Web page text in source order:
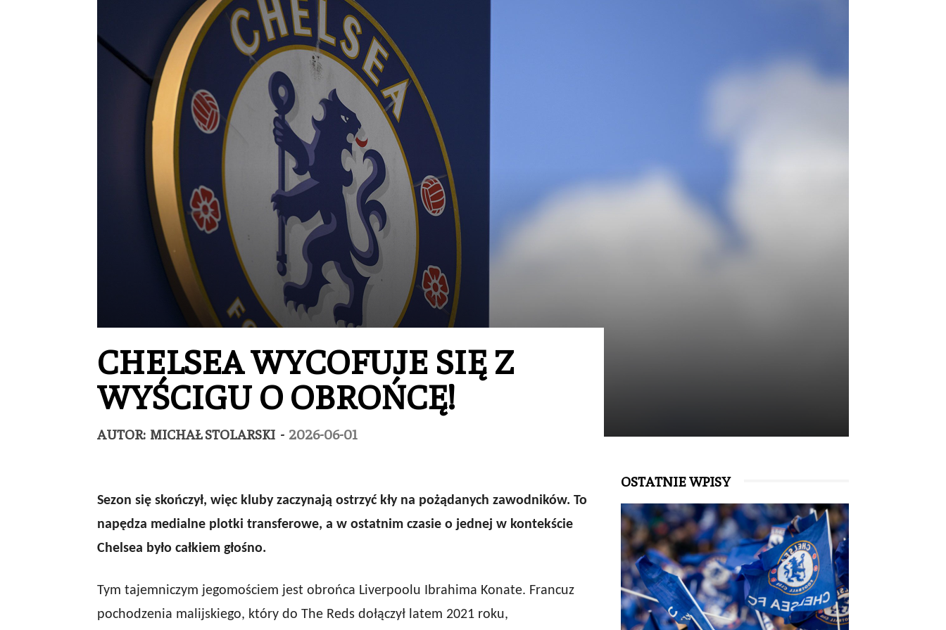
CHELSEA WYCOFUJE SIĘ Z
WYŚCIGU O OBROŃCĘ!
AUTOR: MICHAŁ STOLARSKI - 2026-06-01
Sezon się skończył, więc kluby zaczynają ostrzyć kły na pożądanych zawodników. To
napędza medialne plotki transferowe, a w ostatnim czasie o jednej w kontekście
Chelsea było całkiem głośno.
Tym tajemniczym jegomościem jest obrońca Liverpoolu Ibrahima Konate. Francuz
pochodzenia malijskiego, który do The Reds dołączył latem 2021 roku,
OSTATNIE WPISY